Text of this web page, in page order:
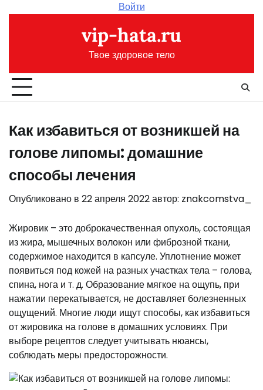
Войти
vip-hata.ru
Твое здоровое тело
Как избавиться от возникшей на
голове липомы: домашние
способы лечения
Опубликовано в 22 апреля 2022автор: znakcomstva_
Жировик – это доброкачественная опухоль, состоящая
из жира, мышечных волокон или фиброзной ткани,
содержимое находится в капсуле. Уплотнение может
появиться под кожей на разных участках тела – голова,
спина, нога и т. д. Образование мягкое на ощупь, при
нажатии перекатывается, не доставляет болезненных
ощущений. Многие люди ищут способы, как избавиться
от жировика на голове в домашних условиях. При
выборе рецептов следует учитывать нюансы,
соблюдать меры предосторожности.